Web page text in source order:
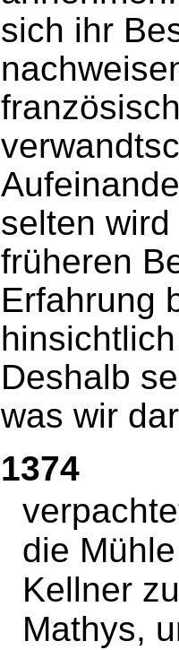
sich ihr
selten
früheren
Erfahrung
Deshalb
was wir
1374
die
Kellner
Mathys,